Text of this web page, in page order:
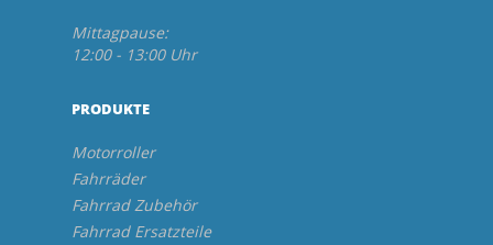
Mittagpause:
12:00 - 13:00 Uhr
PRODUKTE
Motorroller
Fahrräder
Fahrrad Zubehör
Fahrrad Ersatzteile